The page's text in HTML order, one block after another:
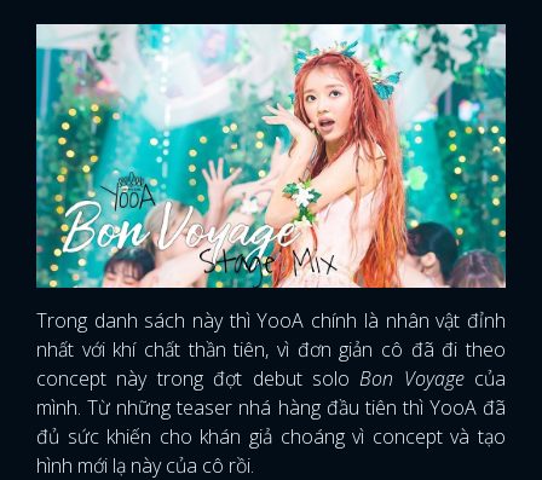
Trong danh sách này thì YooA chính là nhân vật đỉnh
nhất với khí chất thần tiên, vì đơn giản cô đã đi theo
concept này trong đợt debut soloBon Voyage của
mình. Từ những teaser nhá hàng đầu tiên thì YooA đã
đủ sức khiến cho khán giả choáng vì concept và tạo
hình mới lạ này của cô rồi.